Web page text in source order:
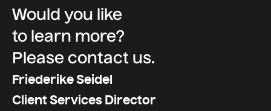
Would you like
to learn more?
Please contact us.
Friederike Seidel
Client Services Director